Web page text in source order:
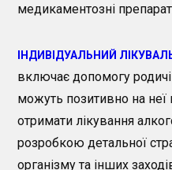
медикаментозні
ІНДИВІДУАЛЬНИЙ
включає допомогу
можуть позитивно на
отримати лікування
розробкою детальної
організму та інших